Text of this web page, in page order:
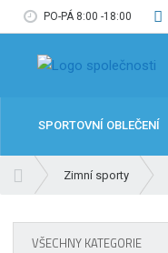
PO-PÁ 8:00 -18:00
SPORTOVNÍ OBLEČENÍ
Zimní sporty
VŠECHNY KATEGORIE